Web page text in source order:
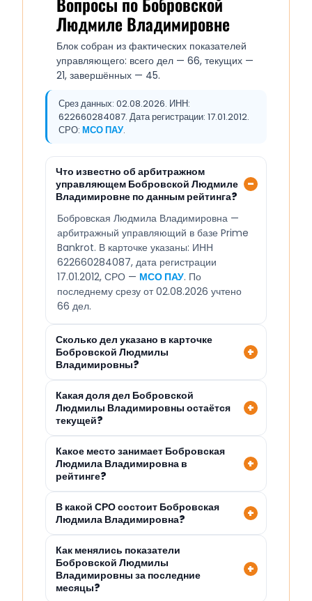
Людмиле Владимировне
Блок собран из фактических показателей
управляющего: всего дел — 66, текущих —
21, завершённых — 45.
Срез данных: 02.08.2026. ИНН:
622660284087. Дата регистрации: 17.01.2012.
СРО: МСО ПАУ.
Что известно об арбитражном
управляющем Бобровской Людмиле
Владимировне по данным рейтинга?
Бобровская Людмила Владимировна —
арбитражный управляющий в базе Prime
Bankrot. В карточке указаны: ИНН
622660284087, дата регистрации
17.01.2012, СРО — МСО ПАУ. По
последнему срезу от 02.08.2026 учтено
66 дел.
Сколько дел указано в карточке
Бобровской Людмилы
Владимировны?
Какая доля дел Бобровской
Людмилы Владимировны остаётся
текущей?
Какое место занимает Бобровская
Людмила Владимировна в
рейтинге?
В какой СРО состоит Бобровская
Людмила Владимировна?
Как менялись показатели
Бобровской Людмилы
Владимировны за последние
месяцы?